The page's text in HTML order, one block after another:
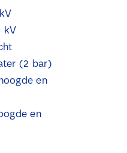
kV
(2 bar)
en
en